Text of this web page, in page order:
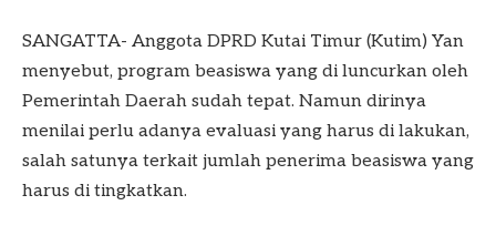
SANGATTA- Anggota DPRD Kutai Timur (Kutim) Yan
menyebut, program beasiswa yang di luncurkan oleh
Pemerintah Daerah sudah tepat. Namun dirinya
menilai perlu adanya evaluasi yang harus di lakukan,
salah satunya terkait jumlah penerima beasiswa yang
harus di tingkatkan.